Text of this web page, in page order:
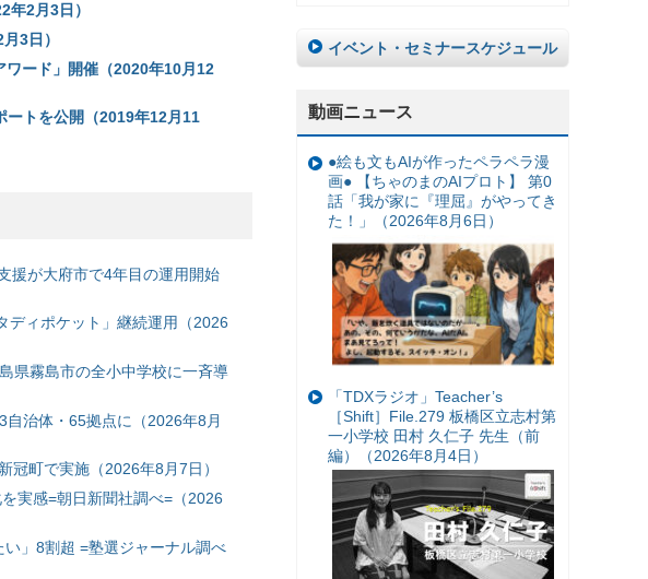
年2月3日）
3日）
ード」開催（2020年10月12
ートを公開（2019年12月11
援が大府市で4年目の運用開始
ディポケット」継続運用（2026
県霧島市の全小中学校に一斉導
治体・65拠点に（2026年8月
冠町で実施（2026年8月7日）
実感=朝日新聞社調べ=（2026
」8割超 =塾選ジャーナル調べ
イベント・セミナースケジュール
動画ニュース
●絵も文もAIが作ったペラペラ漫
画● 【ちゃのまのAIプロト】 第0
話「我が家に『理屈』がやってき
た！」（2026年8月6日）
「TDXラジオ」Teacher’s
［Shift］File.279 板橋区立志村第
一小学校 田村 久仁子 先生（前
編）（2026年8月4日）